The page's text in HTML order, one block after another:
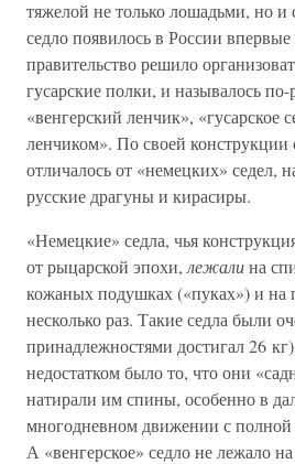
тяжелой не только лошадьми, но и
седло появилось в России впервые
правительство решило
гусарские полки, и называлось
«венгерский ленчик», «гусарское
ленчиком». По своей
отличалось от «немецких» седел,
русские драгуны и кирасиры.
«Немецкие» седла, чья
от рыцарской эпохи, лежалина
кожаных подушках («пуках») и на
несколько раз. Такие седла были
принадлежностями достигал 26
недостатком было то, что они
натирали им спины, особенно в
многодневном движении с
А «венгерское» седло не лежало